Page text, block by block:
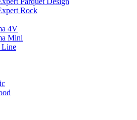
Rock
4V
Mini
Line